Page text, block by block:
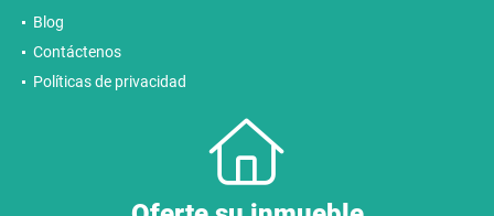
Servicios
Blog
Contáctenos